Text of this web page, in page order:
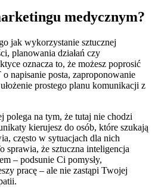
medycznym?
jak wykorzystanie sztucznej
planowania działań czy
oznacza to, że możesz poprosić
napisanie posta, zaproponowanie
prostego planu komunikacji z
polega na tym, że tutaj nie chodzi
kierujesz do osób, które szukają
często w sytuacjach dla nich
sprawia, że sztuczna inteligencja
– podsunie Ci pomysły,
pracę – ale nie zastąpi Twojej